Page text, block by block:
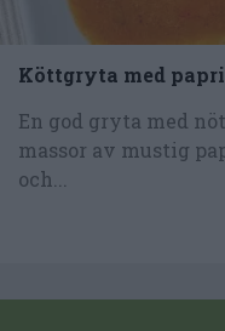
Köttgryta med
En god gryta med
massor av mustig
och...